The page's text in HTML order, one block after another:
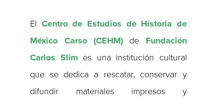
El Centro de Estudios de Historia de
México Carso (CEHM) de Fundación
Carlos Slimes una institución cultural
que se dedica a rescatar, conservar y
difundir materiales impresos y